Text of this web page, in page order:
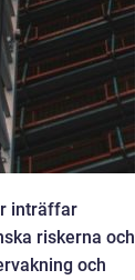
inträffar
riskerna och
och